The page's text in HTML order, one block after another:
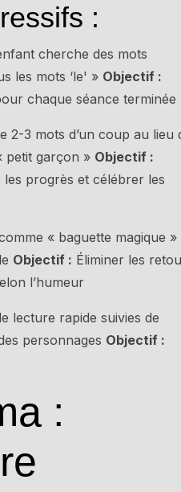
:
cherche des mots
les mots ‘le' » Objectif :
chaque séance terminée
2-3 mots d’un coup au lieu
petit garçon » Objectif :
progrès et célébrer les
« baguette magique »
Objectif : Éliminer les
l’humeur
lecture rapide suivies de
personnages Objectif :
: